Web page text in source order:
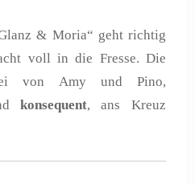
& Moria“ geht richtig
voll in die Fresse. Die
von Amy und Pino,
konsequent, ans Kreuz